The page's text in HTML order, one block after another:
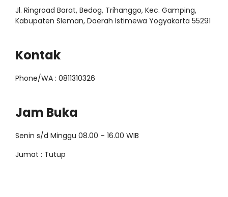
Jl. Ringroad Barat, Bedog, Trihanggo, Kec. Gamping,
Kabupaten Sleman, Daerah Istimewa Yogyakarta 55291
Kontak
Phone/WA : 0811310326
Jam Buka
Senin s/d Minggu 08.00 – 16.00 WIB
Jumat : Tutup